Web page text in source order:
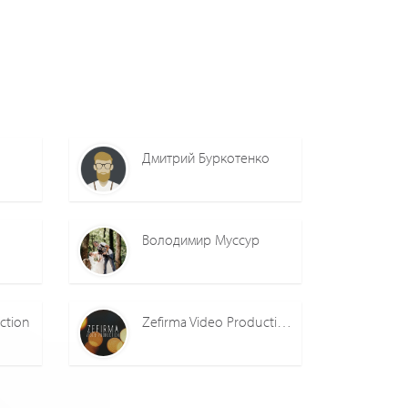
Дмитрий Буркотенко
Володимир Муссур
Zefirma Video Production